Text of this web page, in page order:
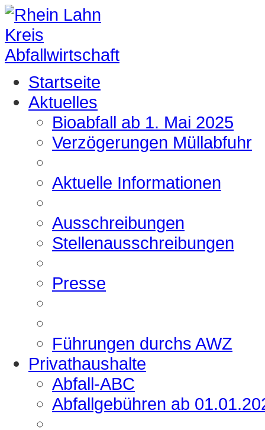
Startseite
Aktuelles
Bioabfall ab 1. Mai 2025
Verzögerungen Müllabfuhr
Aktuelle Informationen
Ausschreibungen
Stellenausschreibungen
Presse
Führungen durchs AWZ
Privathaushalte
Abfall-ABC
Abfallgebühren ab